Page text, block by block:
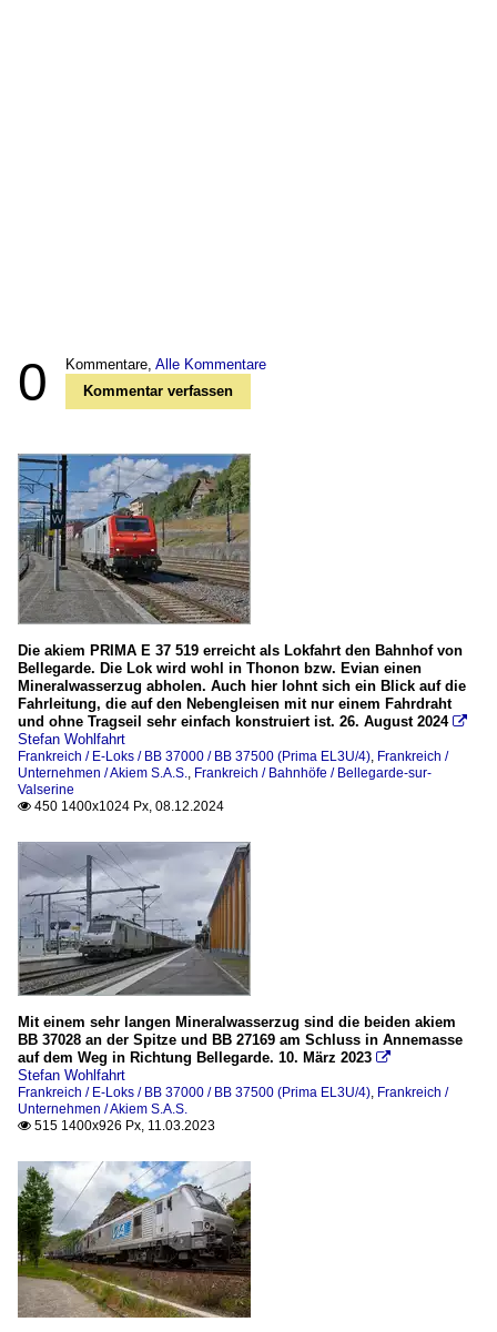
0 Kommentare, Alle Kommentare
Kommentar verfassen
Die akiem PRIMA E 37 519 erreicht als Lokfahrt den Bahnhof von
Bellegarde. Die Lok wird wohl in Thonon bzw. Evian einen
Mineralwasserzug abholen. Auch hier lohnt sich ein Blick auf die
Fahrleitung, die auf den Nebengleisen mit nur einem Fahrdraht
und ohne Tragseil sehr einfach konstruiert ist. 26. August 2024 
Stefan Wohlfahrt
Frankreich / E-Loks / BB 37000 / BB 37500 (Prima EL3U/4), Frankreich /
Unternehmen / Akiem S.A.S., Frankreich / Bahnhöfe / Bellegarde-sur-
Valserine
 450 1400x1024 Px, 08.12.2024
Mit einem sehr langen Mineralwasserzug sind die beiden akiem
BB 37028 an der Spitze und BB 27169 am Schluss in Annemasse
auf dem Weg in Richtung Bellegarde. 10. März 2023 
Stefan Wohlfahrt
Frankreich / E-Loks / BB 37000 / BB 37500 (Prima EL3U/4), Frankreich /
Unternehmen / Akiem S.A.S.
 515 1400x926 Px, 11.03.2023